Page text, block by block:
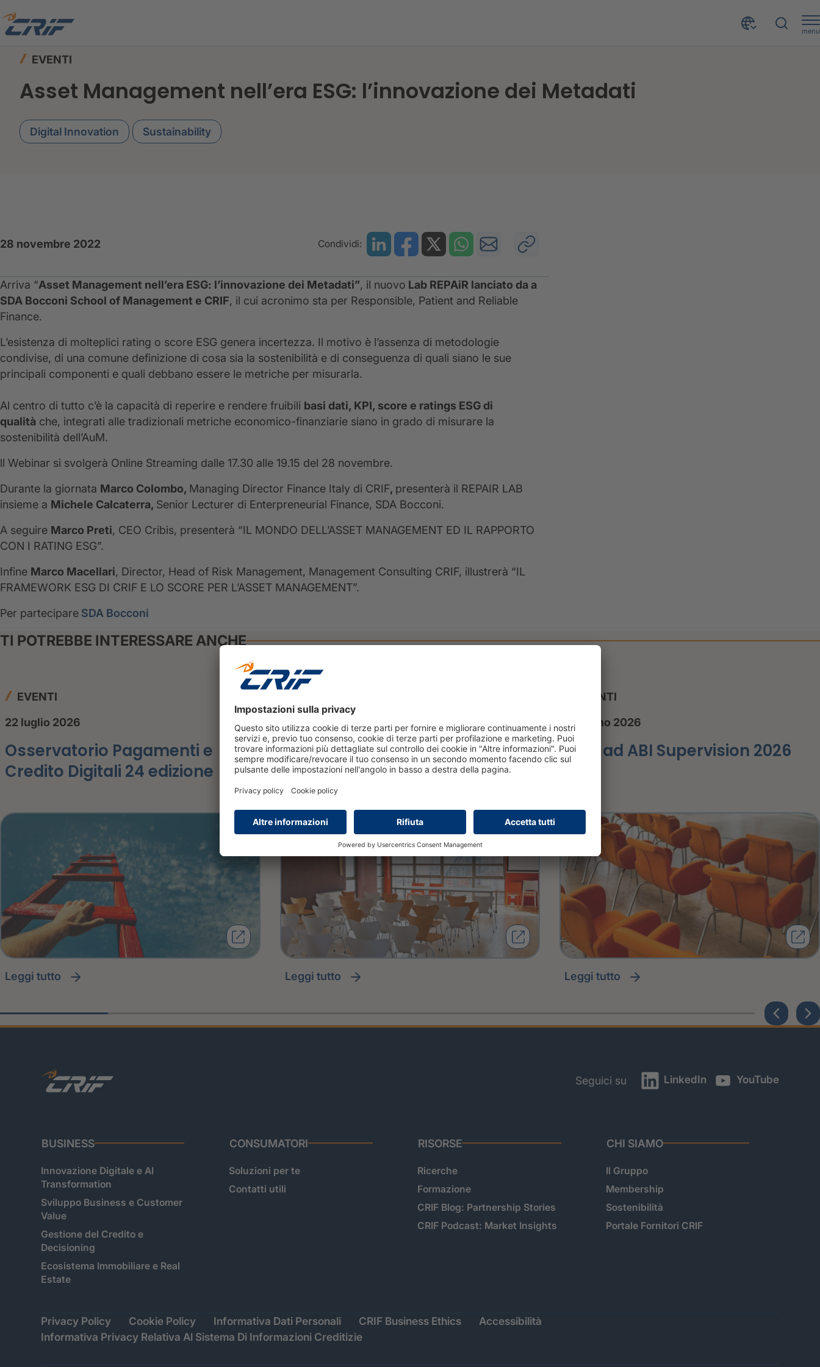
menu
Home
EVENTI
Asset Management nell’era ESG: l’innovazione dei Metadati
Digital Innovation Sustainability
28 novembre 2022 Condividi:
Arriva “Asset Management nell’era ESG: l’innovazione dei Metadati”, il nuovo Lab REPAiR lanciato da a
SDA Bocconi School of Management e CRIF, il cui acronimo sta per Responsible, Patient and Reliable
Finance.
L’esistenza di molteplici rating o score ESG genera incertezza. Il motivo è l’assenza di metodologie
condivise, di una comune definizione di cosa sia la sostenibilità e di conseguenza di quali siano le sue
principali componenti e quali debbano essere le metriche per misurarla.
Al centro di tutto c’è la capacità di reperire e rendere fruibili basi dati, KPI, score e ratings ESG di
qualità che, integrati alle tradizionali metriche economico-finanziarie siano in grado di misurare la
sostenibilità dell’AuM.
ll Webinar si svolgerà Online Streaming dalle 17.30 alle 19.15 del 28 novembre.
Durante la giornata Marco Colombo, Managing Director Finance Italy di CRIF, presenterà il REPAIR LAB
insieme a Michele Calcaterra, Senior Lecturer di Enterpreneurial Finance, SDA Bocconi.
A seguire Marco Preti, CEO Cribis, presenterà “IL MONDO DELL’ASSET MANAGEMENT ED IL RAPPORTO
CON I RATING ESG”.
Infine Marco Macellari, Director, Head of Risk Management, Management Consulting CRIF, illustrerà “IL
FRAMEWORK ESG DI CRIF E LO SCORE PER L’ASSET MANAGEMENT”.
Per partecipare SDA Bocconi
TI POTREBBE INTERESSARE ANCHE
EVENTI
22 luglio 2026
Osservatorio Pagamenti e
Credito Digitali 24 edizione
leggi tutto
25 giugno 2026
Osservatorio Credito al
Dettaglio 2026
leggi tutto
EVENTI
9 giugno 2026
CRIF ad ABI Supervision 2026
leggi tutto
Seguici su LinkedIn YouTube
BUSINESS
Innovazione Digitale e AI
Transformation
Sviluppo Business e Customer
Value
Gestione del Credito e
Decisioning
Ecosistema Immobiliare e Real
Estate
CONSUMATORI
Soluzioni per te
Contatti utili
RISORSE
Ricerche
Formazione
CRIF Blog: Partnership Stories
CRIF Podcast: Market Insights
CHI SIAMO
Il Gruppo
Membership
Sostenibilità
Portale Fornitori CRIF
Privacy Policy Cookie Policy Informativa Dati Personali CRIF Business Ethics
Accessibilità
Informativa Privacy Relativa Al Sistema Di Informazioni Creditizie